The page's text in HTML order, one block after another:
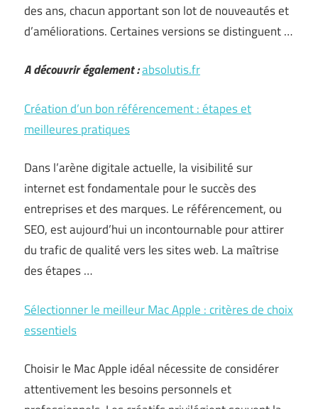
des ans, chacun apportant son lot de nouveautés et
d’améliorations. Certaines versions se distinguent …
A découvrir également :absolutis.fr
Création d’un bon référencement : étapes et
meilleures pratiques
Dans l’arène digitale actuelle, la visibilité sur
internet est fondamentale pour le succès des
entreprises et des marques. Le référencement, ou
SEO, est aujourd’hui un incontournable pour attirer
du trafic de qualité vers les sites web. La maîtrise
des étapes …
Sélectionner le meilleur Mac Apple : critères de choix
essentiels
Choisir le Mac Apple idéal nécessite de considérer
attentivement les besoins personnels et